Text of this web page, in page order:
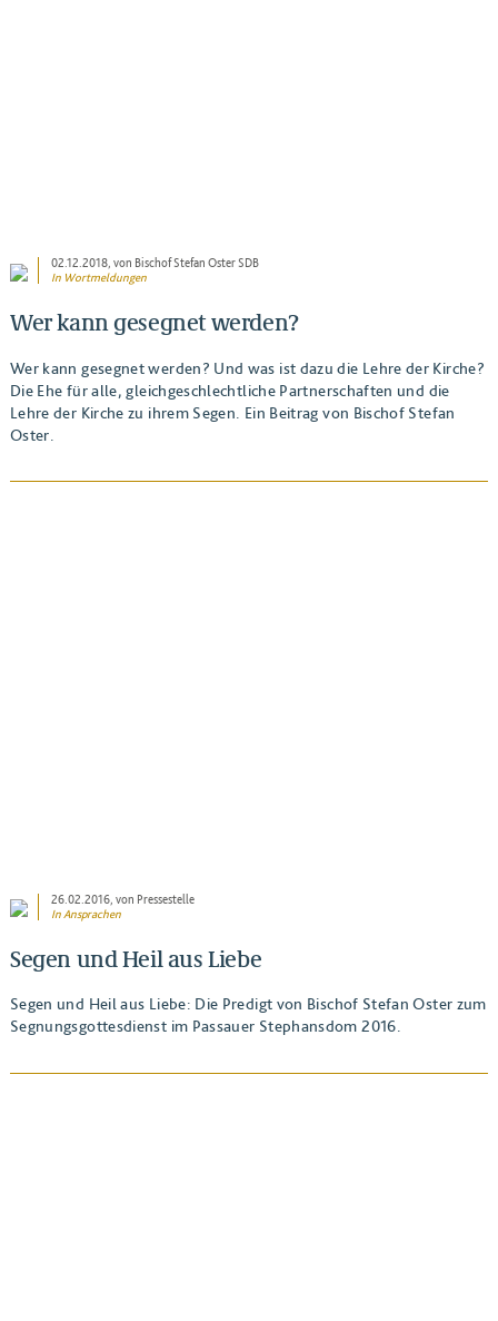
02.12.2018, von Bischof Stefan Oster SDB
In Wortmeldungen
Wer kann gesegnet werden?
Wer kann gesegnet werden? Und was ist dazu die Lehre der Kirche?
Die Ehe für alle, gleichgeschlechtliche Partnerschaften und die
Lehre der Kirche zu ihrem Segen. Ein Beitrag von Bischof Stefan
Oster.
26.02.2016, von Pressestelle
InAnsprachen
Segen und Heil aus Liebe
Segen und Heil aus Liebe: Die Predigt von Bischof Stefan Oster zum
Segnungsgottesdienst im Passauer Stephansdom 2016.